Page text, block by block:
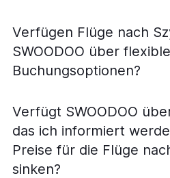
Verfügen Flüge nach
SWOODOO über flexible
Buchungsoptionen?
Verfügt SWOODOO
das ich informiert
Preise für die Flüge
sinken?